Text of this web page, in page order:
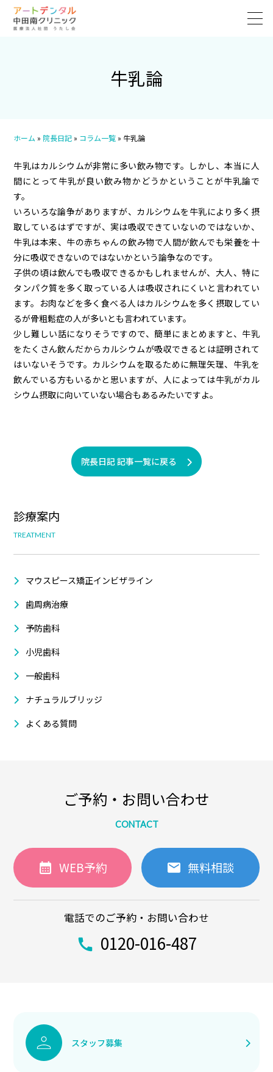
牛乳論
ホーム » 院長日記» コラム一覧» 牛乳論
診療案内
TREATMENT
マウスピース矯正インビザライン
歯周病治療
予防歯科
小児歯科
一般歯科
ナチュラルブリッジ
よくある質問
牛乳はカルシウムが非常に多い飲み物です。しかし、本当に人
間にとって牛乳が良い飲み物かどうかということが牛乳論で
す。
いろいろな論争がありますが、カルシウムを牛乳により多く摂
取しているはずですが、実は吸収できていないのではないか、
牛乳は本来、牛の赤ちゃんの飲み物で人間が飲んでも栄養を十
分に吸収できないのではないかという論争なのです。
子供の頃は飲んでも吸収できるかもしれませんが、大人、特に
タンパク質を多く取っている人は吸収されにくいと言われてい
ます。お肉などを多く食べる人はカルシウムを多く摂取してい
るが骨粗鬆症の人が多いとも言われています。
少し難しい話になりそうですので、簡単にまとめますと、牛乳
をたくさん飲んだからカルシウムが吸収できるとは証明されて
はいないそうです。カルシウムを取るために無理矢理、牛乳を
飲んでいる方もいるかと思いますが、人によっては牛乳がカル
シウム摂取に向いていない場合もあるみたいですよ。
院長日記 記事一覧に戻る
ご予約・お問い合わせ
CONTACT
WEB予約 無料相談
電話でのご予約・お問い合わせ
0120-016-487
スタッフ募集